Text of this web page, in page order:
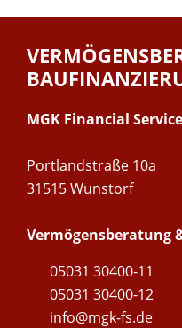
MGK Financial
Portlandstraße 10a
31515 Wunstorf
Vermögensberatung
05031 30400-11
05031 30400-12
info@mgk-fs.de